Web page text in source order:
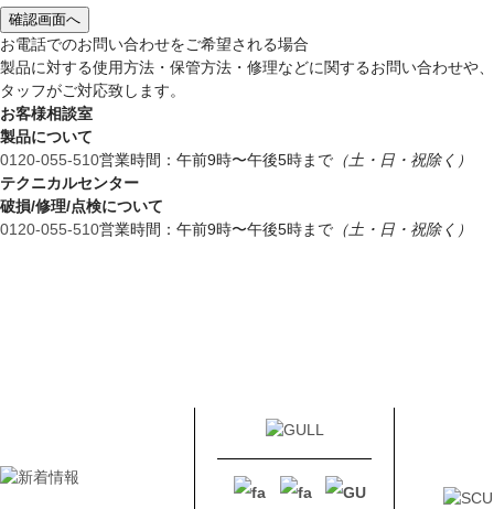
お電話でのお問い合わせをご希望される場合
製品に対する使用方法・保管方法・修理などに関するお問い合わせや
タッフがご対応致します。
お客様相談室
製品について
0120‐055‐510営業時間：午前9時〜午後5時まで （土・日・祝除く）
テクニカルセンター
破損/修理/点検について
0120‐055‐510営業時間：午前9時〜午後5時まで （土・日・祝除く）